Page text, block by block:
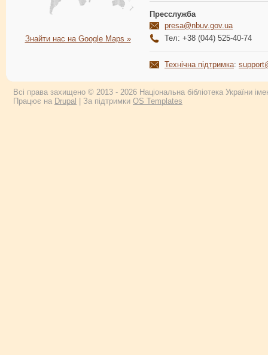
Знайти нас на Google Maps »
Пресслужба
presa@nbuv.gov.ua
Тел: +38 (044) 525-40-74
Технічна підтримка:
Всі права захищено © 2013 - 2026 Національна бібліотека України
Працює на Drupal | За підтримки OS Templates